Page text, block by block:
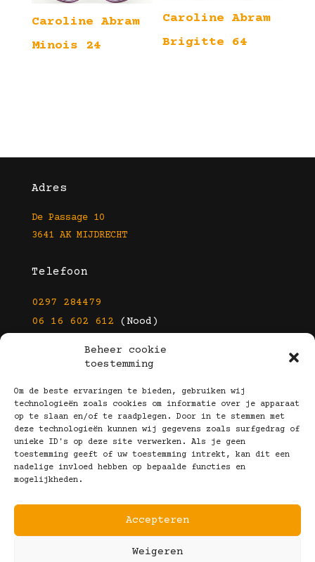
Beheer cookie
toestemming
Om de beste ervaringen te bieden, gebruiken wij
technologieën zoals cookies om informatie over je apparaat
op te slaan en/of te raadplegen. Door in te stemmen met
deze technologieën kunnen wij gegevens zoals surfgedrag of
unieke ID's op deze site verwerken. Als je geen
toestemming geeft of uw toestemming intrekt, kan dit een
nadelige invloed hebben op bepaalde functies en
mogelijkheden.
Accepteren
Weigeren
Caroline Abram
Minois 24
Caroline Abram
Brigitte 64
Adres
De Passage 10
3641 AK MIJDRECHT
Telefoon
0297 284479
06 16 602 612 (Nood)
info@kootbrillen.nl
Volg Ons!
Copyright © 2025 Koot Brillen
Algemene Voorwaarden